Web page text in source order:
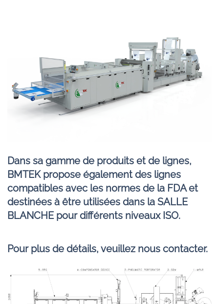
Dans sa gamme de produits et de lignes,
BMTEK propose également des lignes
compatibles avec les normes de la FDA et
destinées à être utilisées dans la SALLE
BLANCHE pour différents niveaux ISO.
Pour plus de détails, veuillez nous contacter.